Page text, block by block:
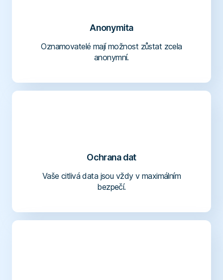
Anonymita
Oznamovatelé mají možnost zůstat zcela
anonymní.
Ochrana dat
Vaše citlivá data jsou vždy v maximálním
bezpečí.